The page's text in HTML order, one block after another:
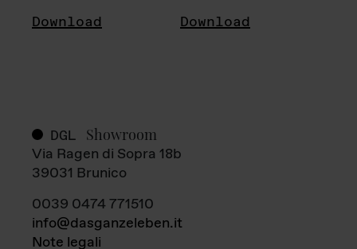
Download Download
DGL Showroom
Via Ragen di Sopra 18b
39031 Brunico
0039 0474 771510
info@dasganzeleben.it
Note legali